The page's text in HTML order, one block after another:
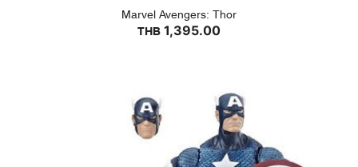
Marvel Avengers: Thor
THB 1,395.00